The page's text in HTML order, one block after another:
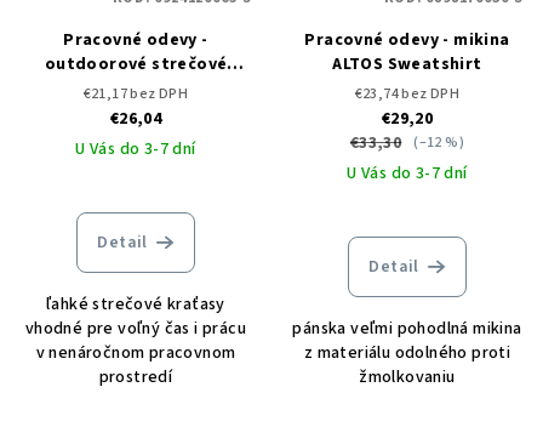
Pracovné odevy -
outdoorové strečové
kraťasy KRATOS Shorts
green/black
€21,17 bez DPH
€26,04
U Vás do 3-7 dní
Detail
ľahké strečové kraťasy
vhodné pre voľný čas i prácu
v nenáročnom pracovnom
prostredí
Pracovné odevy - mikina
ALTOS Sweatshirt
€23,74 bez DPH
€29,20
€33,30 (–12 %)
U Vás do 3-7 dní
Detail
pánska veľmi pohodlná mikina
z materiálu odolného proti
žmolkovaniu